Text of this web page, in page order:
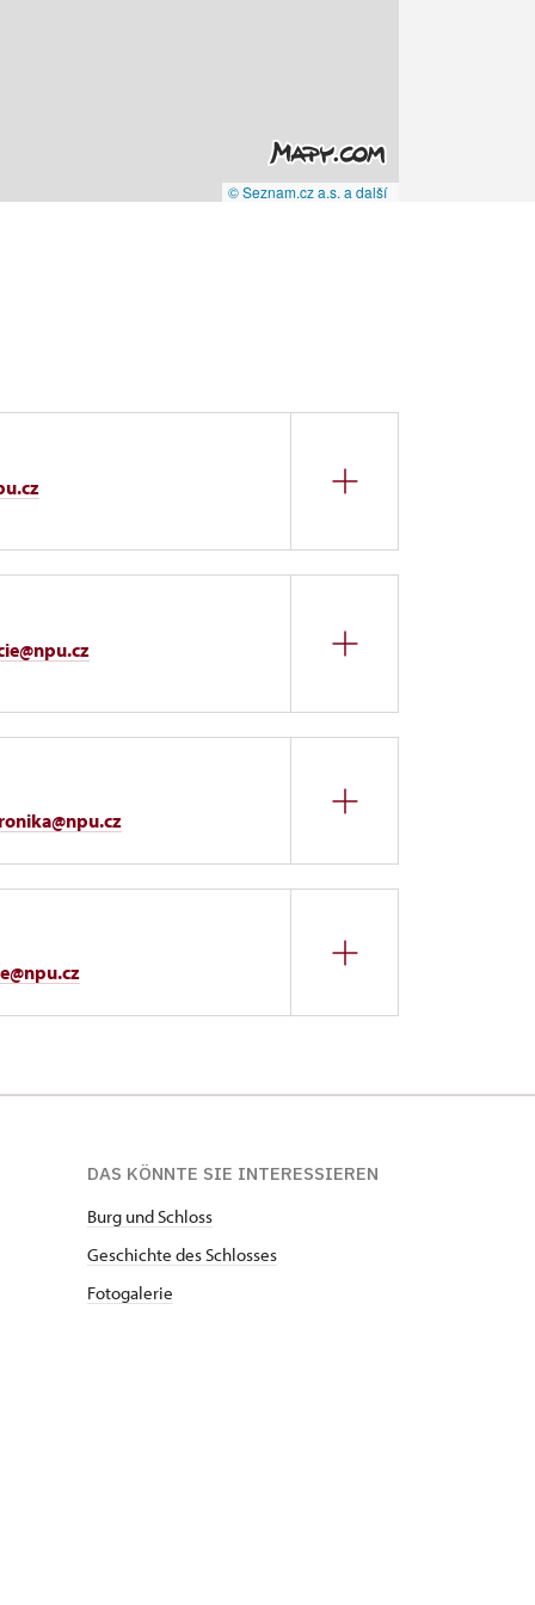
© Seznam.cz a.s. a další
DAS KÖNNTE SIE INTERESSIEREN
Burg und Schloss
Geschichte des Schlosses
Fotogalerie